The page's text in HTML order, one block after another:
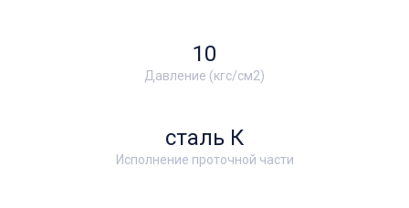
Давление (кгс/см2)
10
Исполнение проточной части
сталь К